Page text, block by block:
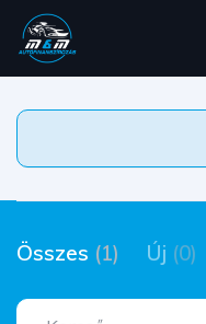
Összes (1) Új (0)